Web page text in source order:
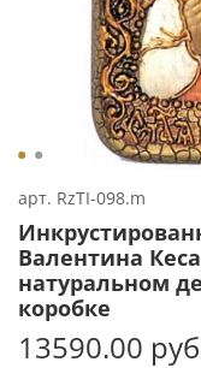
арт. RzTI-098.m
Валентина
натуральном
коробке
13590.00 руб